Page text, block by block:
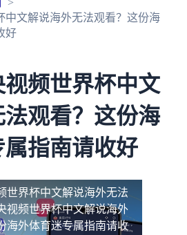
中文解说海外无法观看？这份海
好
频世界杯中文
观看？这份海
指南请收好
世界杯中文解说海外无法
视频世界杯中文解说海外
海外体育迷专属指南请收